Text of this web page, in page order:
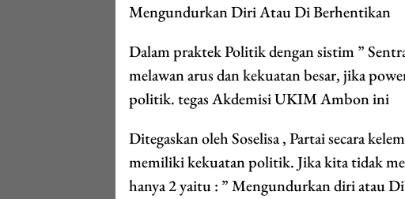
Mengundurkan Diri Atau Di Berhentikan
Dalam praktek Politik dengan sistim ”
melawan arus dan kekuatan besar, jika
politik. tegas Akdemisi UKIM Ambon ini
Ditegaskan oleh Soselisa , Partai secara
memiliki kekuatan politik. Jika kita tidak
hanya 2 yaitu : ” Mengundurkan diri atau